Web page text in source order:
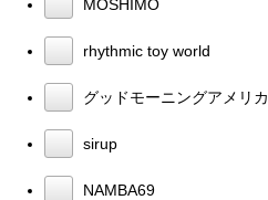
MOSHIMO
rhythmic toy world
グッドモーニングアメリカ
sirup
NAMBA69